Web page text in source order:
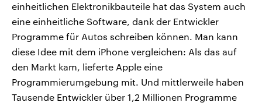
einheitlichen Elektronikbauteile hat das System auch
eine einheitliche Software, dank der Entwickler
Programme für Autos schreiben können. Man kann
diese Idee mit dem iPhone vergleichen: Als das auf
den Markt kam, lieferte Apple eine
Programmierumgebung mit. Und mittlerweile haben
Tausende Entwickler über 1,2 Millionen Programme